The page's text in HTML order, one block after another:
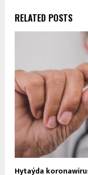
RELATED POSTS
Hytaýda